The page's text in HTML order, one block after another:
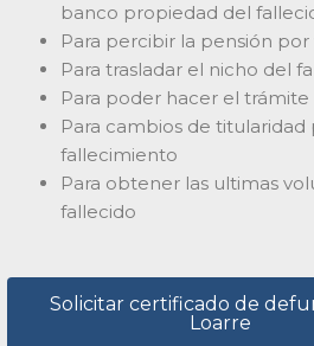
banco propiedad del
Para percibir la pensión
Para trasladar el nicho del
Para poder hacer el
Para cambios de titularidad
fallecimiento
Para obtener las ultimas
fallecido
Solicitar certificado de
Loarre